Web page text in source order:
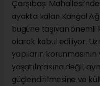
Çarşıbaşı
ayakta kalan Kangal
bugüne taşıyan önemli
olarak kabul ediliyor.
yapıların
yaşatılmasına değil,
güçlendirilmesine ve